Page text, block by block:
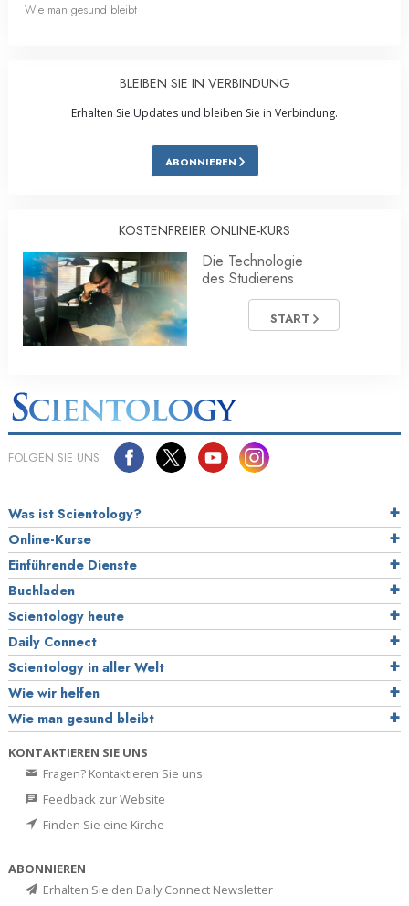
Wie man gesund bleibt
BLEIBEN SIE IN VERBINDUNG
Erhalten Sie Updates und bleiben Sie in Verbindung.
ABONNIEREN
KOSTENFREIER ONLINE-KURS
Die Technologie
des Studierens
START
FOLGEN SIE UNS
Was ist Scientology?
Online-Kurse
Einführende Dienste
Buchladen
Scientology heute
Daily Connect
Scientology in aller Welt
Wie wir helfen
Wie man gesund bleibt
KONTAKTIEREN SIE UNS
Fragen? Kontaktieren Sie uns
Feedback zur Website
Finden Sie eine Kirche
ABONNIEREN
Erhalten Sie den Daily Connect Newsletter